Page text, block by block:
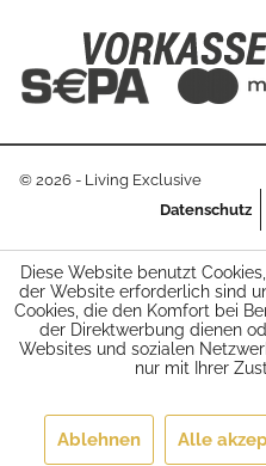
© 2026 - Living Exclusive
Datenschutz
Diese Website benutzt
der Website erforderlich sind
Cookies, die den Komfort bei
der Direktwerbung dienen
Websites und sozialen
nur mit Ihrer
Ablehnen Alle